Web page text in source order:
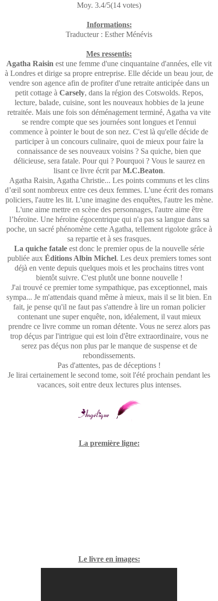
Moy. 3.4/5(14 votes)
Informations:
Traducteur : Esther Ménévis
Mes ressentis:
Agatha Raisin est une femme d'une cinquantaine d'années, elle vit
à Londres et dirige sa propre entreprise. Elle décide un beau jour, de
vendre son agence afin de profiter d'une retraite anticipée dans un
petit cottage à Carsely, dans la région des Cotswolds. Repos,
lecture, balade, cuisine, sont les nouveaux hobbies de la jeune
retraitée. Mais une fois son déménagement terminé, Agatha va vite
se rendre compte que ses journées sont longues et l'ennui
commence à pointer le bout de son nez. C'est là qu'elle décide de
participer à un concours culinaire, quoi de mieux pour faire la
connaissance de ses nouveaux voisins ? Sa quiche, bien que
délicieuse, sera fatale. Pour qui ? Pourquoi ? Vous le saurez en
lisant ce livre écrit parM.C.Beaton.
Agatha Raisin, Agatha Christie... Les points communs et les clins
d’œil sont nombreux entre ces deux femmes. L'une écrit des romans
policiers, l'autre les lit. L'une imagine des enquêtes, l'autre les mène.
L'une aime mettre en scène des personnages, l'autre aime être
l’héroïne. Une héroïne égocentrique qui n'a pas sa langue dans sa
poche, un sacré phénomène cette Agatha, tellement rigolote grâce à
sa repartie et à ses frasques.
La quiche fataleest donc le premier opus de la nouvelle série
publiée aux Éditions Albin Michel. Les deux premiers tomes sont
déjà en vente depuis quelques mois et les prochains titres vont
bientôt suivre. C'est plutôt une bonne nouvelle !
J'ai trouvé ce premier tome sympathique, pas exceptionnel, mais
sympa... Je m'attendais quand même à mieux, mais il se lit bien. En
fait, je pense qu'il ne faut pas s'attendre à lire un roman policier
contenant une super enquête, non, idéalement, il vaut mieux
prendre ce livre comme un roman détente. Vous ne serez alors pas
trop déçus par l'intrigue qui est loin d'être extraordinaire, vous ne
serez pas déçus non plus par le manque de suspense et de
rebondissements.
Pas d'attentes, pas de déceptions !
Je lirai certainement le second tome, soit l'été prochain pendant les
vacances, soit entre deux lectures plus intenses.
La première ligne:
Le livre en images: